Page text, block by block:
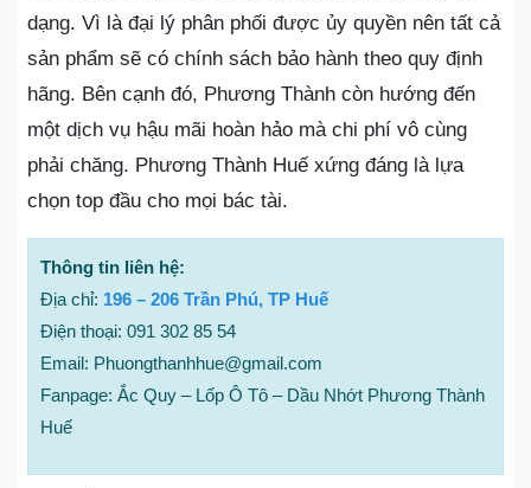
dạng. Vì là đại lý phân phối được ủy quyền nên tất cả
sản phẩm sẽ có chính sách bảo hành theo quy định
hãng. Bên cạnh đó, Phương Thành còn hướng đến
một dịch vụ hậu mãi hoàn hảo mà chi phí vô cùng
phải chăng. Phương Thành Huế xứng đáng là lựa
chọn top đầu cho mọi bác tài.
Thông tin liên hệ:
Địa chỉ: 196 – 206 Trần Phú, TP Huế
Điện thoại: 091 302 85 54
Email: Phuongthanhhue@gmail.com
Fanpage: Ắc Quy – Lốp Ô Tô – Dầu Nhớt Phương Thành
Huế